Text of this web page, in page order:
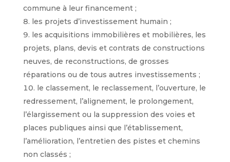
commune à leur financement ;
les projets d’investissement humain ;
les acquisitions immobilières et mobilières, les
projets, plans, devis et contrats de constructions
neuves, de reconstructions, de grosses
réparations ou de tous autres investissements ;
le classement, le reclassement, l’ouverture, le
redressement, l’alignement, le prolongement,
l’élargissement ou la suppression des voies et
places publiques ainsi que l’établissement,
l’amélioration, l’entretien des pistes et chemins
non classés ;